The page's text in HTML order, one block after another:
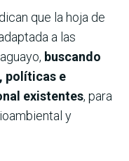
que la hoja de
a las
buscando
políticas e
existentes, para
y